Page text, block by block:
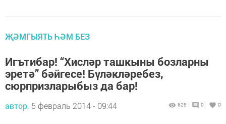
ҖӘМГЫЯТЬ ҺӘМ БЕЗ
Игътибар! “Хисләр ташкыны бозларны
эретә” бәйгесе! Бүләкләребез,
сюрпризларыбыз да бар!
автор, 5 февраль 2014 - 09:44 625 0 0